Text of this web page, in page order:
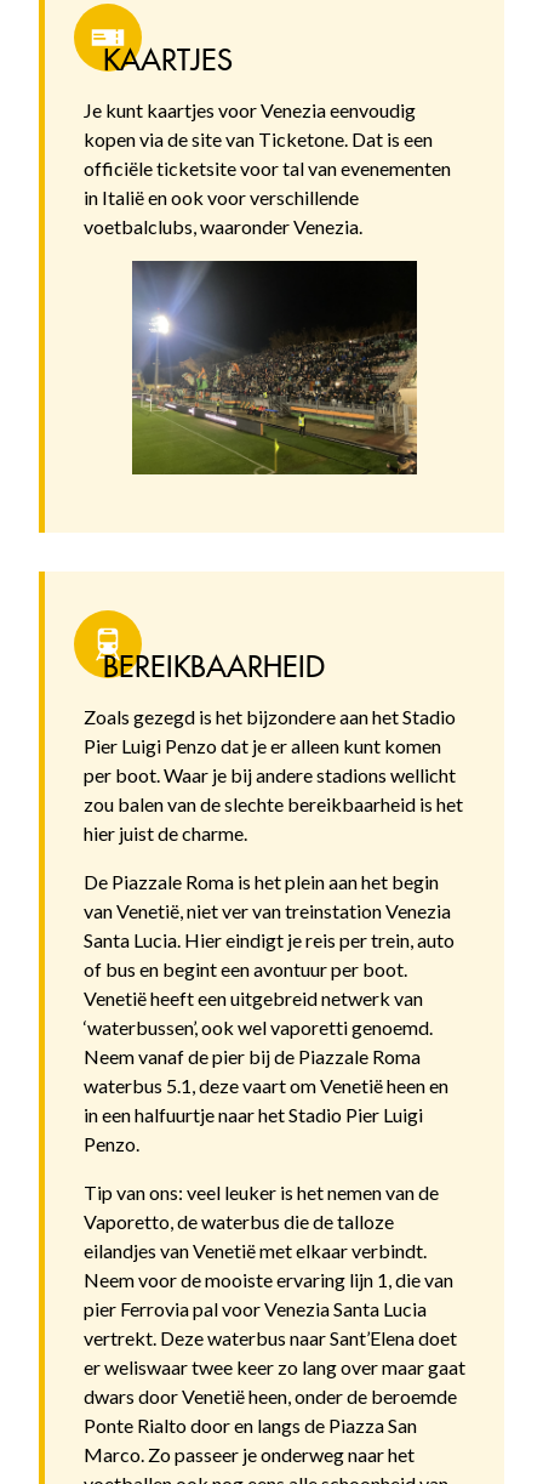
KAARTJES
Je kunt kaartjes voor Venezia eenvoudig
kopen via de site van Ticketone. Dat is een
officiële ticketsite voor tal van evenementen
in Italië en ook voor verschillende
voetbalclubs, waaronder Venezia.
BEREIKBAARHEID
Zoals gezegd is het bijzondere aan het Stadio
Pier Luigi Penzo dat je er alleen kunt komen
per boot. Waar je bij andere stadions wellicht
zou balen van de slechte bereikbaarheid is het
hier juist de charme.
De Piazzale Roma is het plein aan het begin
van Venetië, niet ver van treinstation Venezia
Santa Lucia. Hier eindigt je reis per trein, auto
of bus en begint een avontuur per boot.
Venetië heeft een uitgebreid netwerk van
‘waterbussen’, ook wel vaporetti genoemd.
Neem vanaf de pier bij de Piazzale Roma
waterbus 5.1, deze vaart om Venetië heen en
in een halfuurtje naar het Stadio Pier Luigi
Penzo.
Tip van ons: veel leuker is het nemen van de
Vaporetto, de waterbus die de talloze
eilandjes van Venetië met elkaar verbindt.
Neem voor de mooiste ervaring lijn 1, die van
pier Ferrovia pal voor Venezia Santa Lucia
vertrekt. Deze waterbus naar Sant’Elena doet
er weliswaar twee keer zo lang over maar gaat
dwars door Venetië heen, onder de beroemde
Ponte Rialto door en langs de Piazza San
Marco. Zo passeer je onderweg naar het